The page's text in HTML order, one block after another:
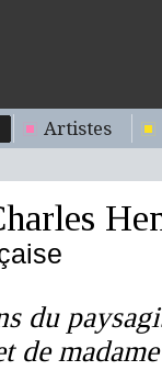
Artistes
du
de